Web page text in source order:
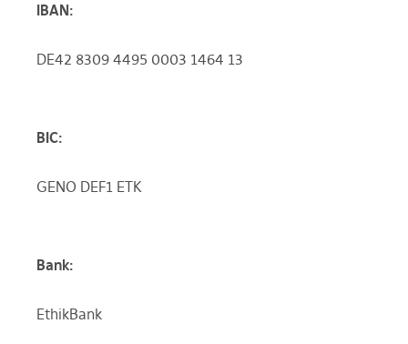
IBAN:
DE42 8309 4495 0003 1464 13
BIC:
GENO DEF1 ETK
Bank:
EthikBank